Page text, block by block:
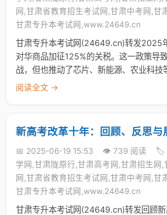
网,甘肃省教育招生考试网,甘肃中考网,甘
甘肃专升本考试网,www.24649.cn
甘肃专升本考试网(24649.cn)转发2025
对华商品加征125%的关税。这一政策导
战，但也推动了芯片、新能源、农业科技
阅读全文 →
新高考改革十年：回顾、反思与
📅 2025-06-19 15:53 👁️ 739 阅读
🏷️
学网,甘肃陇原行,甘肃高考网,甘肃招生网
网,甘肃省教育招生考试网,甘肃中考网,甘
甘肃专升本考试网,www.24649.cn
甘肃专升本考试网(24649.cn)转发回顾